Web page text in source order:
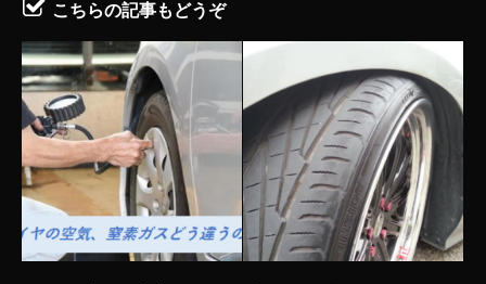
こちらの記事もどうぞ